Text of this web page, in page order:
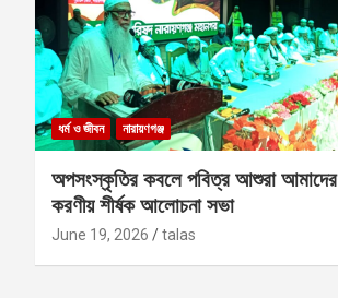
ধর্ম ও জীবন নারায়ণগঞ্জ
অপসংস্কৃতির কবলে পবিত্র আশুরা আমাদের
করণীয় শীর্ষক আলোচনা সভা
June 19, 2026 talas